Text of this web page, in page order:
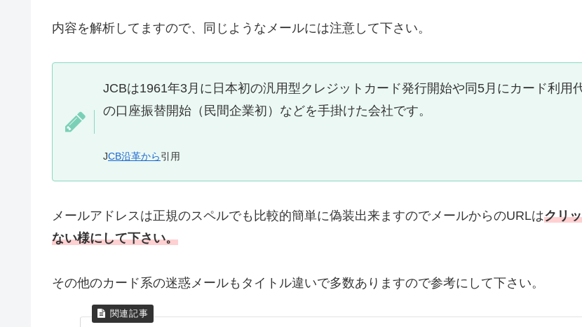
内容を解析してますので、同じようなメールには注意して下さい。
JCBは1961年3月に日本初の汎用型クレジットカード発行開始や同5月にカード利用
の口座振替開始（民間企業初）などを手掛けた会社です。
JCB沿革から引用
メールアドレスは正規のスペルでも比較的簡単に偽装出来ますのでメールからのURLはクリ
ない様にして下さい。
その他のカード系の迷惑メールもタイトル違いで多数ありますので参考にして下さい。